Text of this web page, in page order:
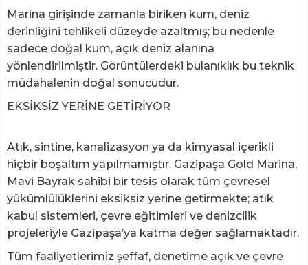
Marina girişinde zamanla biriken kum, deniz
derinliğini tehlikeli düzeyde azaltmış; bu nedenle
sadece doğal kum, açık deniz alanına
yönlendirilmiştir. Görüntülerdeki bulanıklık bu teknik
müdahalenin doğal sonucudur.
EKSİKSİZ YERİNE GETİRİYOR
Atık, sintine, kanalizasyon ya da kimyasal içerikli
hiçbir boşaltım yapılmamıştır. Gazipaşa Gold Marina,
Mavi Bayrak sahibi bir tesis olarak tüm çevresel
yükümlülüklerini eksiksiz yerine getirmekte; atık
kabul sistemleri, çevre eğitimleri ve denizcilik
projeleriyle Gazipaşa’ya katma değer sağlamaktadır.
Tüm faaliyetlerimiz şeffaf, denetime açık ve çevre